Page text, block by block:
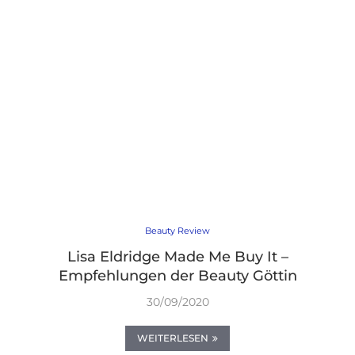
Beauty Review
Lisa Eldridge Made Me Buy It –
Empfehlungen der Beauty Göttin
30/09/2020
WEITERLESEN